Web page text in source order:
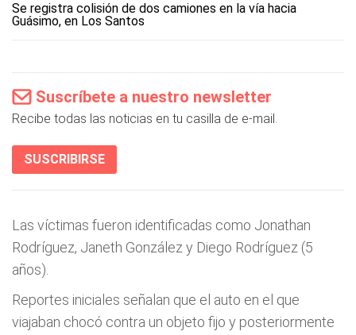
Se registra colisión de dos camiones en la vía hacia
Guásimo, en Los Santos
Suscríbete a nuestro newsletter
Recibe todas las noticias en tu casilla de e-mail.
SUSCRIBIRSE
Las víctimas fueron identificadas como Jonathan
Rodríguez, Janeth González y Diego Rodríguez (5
años).
Reportes iniciales señalan que el auto en el que
viajaban chocó contra un objeto fijo y posteriormente